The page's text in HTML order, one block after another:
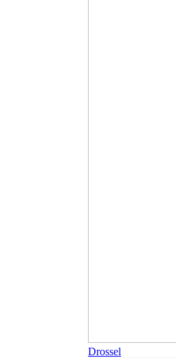
Drossel